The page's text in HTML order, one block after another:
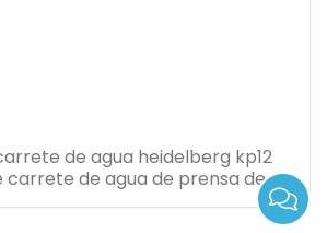
de agua heidelberg kp12
carrete de agua de prensa de
enchufe de línea a placa